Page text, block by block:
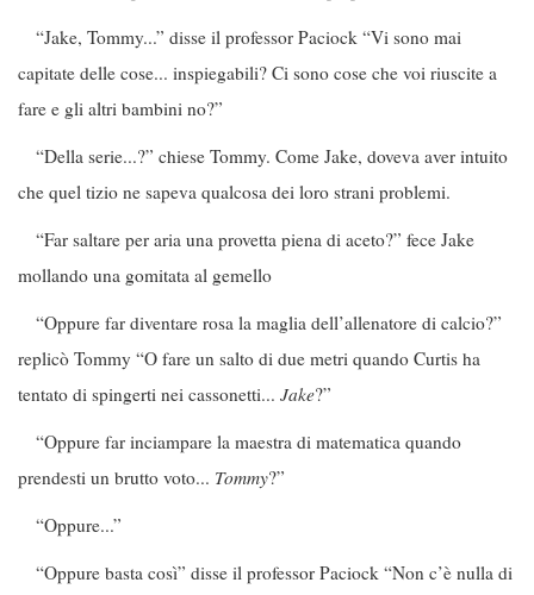
“Jake, Tommy...” disse il professor Paciock “Vi sono mai
capitate delle cose... inspiegabili? Ci sono cose che voi riuscite a
fare e gli altri bambini no?”
“Della serie...?” chiese Tommy. Come Jake, doveva aver intuito
che quel tizio ne sapeva qualcosa dei loro strani problemi.
“Far saltare per aria una provetta piena di aceto?” fece Jake
mollando una gomitata al gemello
“Oppure far diventare rosa la maglia dell’allenatore di calcio?”
replicò Tommy “O fare un salto di due metri quando Curtis ha
tentato di spingerti nei cassonetti... Jake?”
“Oppure far inciampare la maestra di matematica quando
prendesti un brutto voto... Tommy?”
“Oppure...”
“Oppure basta così” disse il professor Paciock “Non c’è nulla di